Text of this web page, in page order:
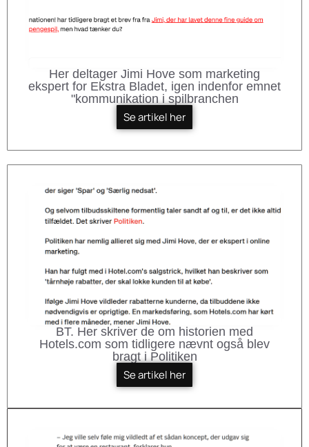
Her deltager Jimi Hove som marketing
ekspert for Ekstra Bladet, igen indenfor emnet
"kommunikation i spilbranchen
Se artikel her
BT. Her skriver de om historien med
Hotels.com som tidligere nævnt også blev
bragt i Politiken
Se artikel her